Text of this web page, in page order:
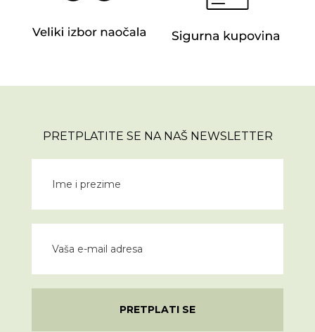
PRETPLATITE SE NA NAŠ NEWSLETTER
PRETPLATI SE